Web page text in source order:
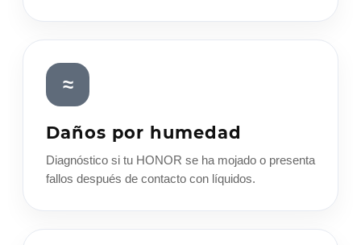
≈
Daños por humedad
Diagnóstico si tu HONOR se ha mojado o presenta
fallos después de contacto con líquidos.